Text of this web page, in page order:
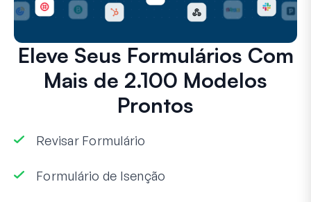
Eleve Seus Formulários Com
Mais de 2.100 Modelos
Prontos
Revisar Formulário
Formulário de Isenção